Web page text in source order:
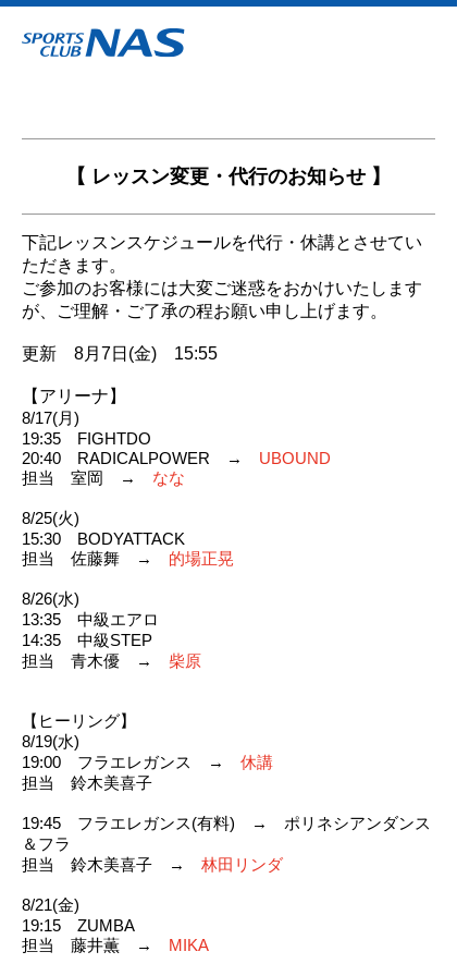
【 レッスン変更・代行のお知らせ 】
下記レッスンスケジュールを代行・休講とさせてい
ただきます。
ご参加のお客様には大変ご迷惑をおかけいたします
が、ご理解・ご了承の程お願い申し上げます。
更新 8月7日(金) 15:55
【アリーナ】
8/17(月)
19:35 FIGHTDO
20:40 RADICALPOWER → UBOUND
担当 室岡 → なな
8/25(火)
15:30 BODYATTACK
担当 佐藤舞 → 的場正晃
8/26(水)
13:35 中級エアロ
14:35 中級STEP
担当 青木優 → 柴原
【ヒーリング】
8/19(水)
19:00 フラエレガンス → 休講
担当 鈴木美喜子
19:45 フラエレガンス(有料) → ポリネシアンダンス
＆フラ
担当
鈴木美喜子 → 林田リンダ
8/21(金)
19:15 ZUMBA
担当 藤井薫 →
MIKA